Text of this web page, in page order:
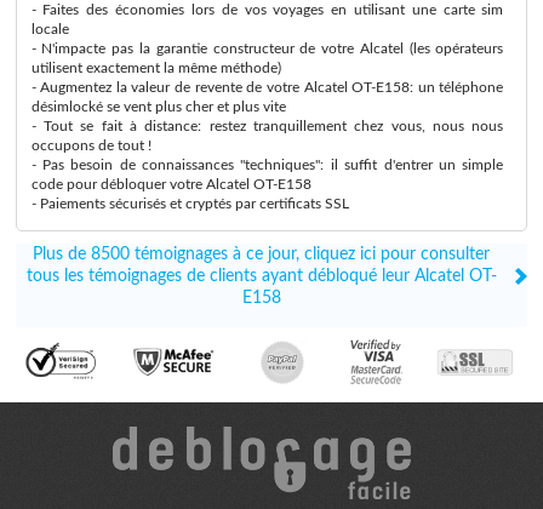
- Faites des économies lors de vos voyages en utilisant une carte sim
locale
- N'impacte pas la garantie constructeur de votre Alcatel (les opérateurs
utilisent exactement la même méthode)
- Augmentez la valeur de revente de votre Alcatel OT-E158: un téléphone
désimlocké se vent plus cher et plus vite
- Tout se fait à distance: restez tranquillement chez vous, nous nous
occupons de tout !
- Pas besoin de connaissances "techniques": il suffit d'entrer un simple
code pour débloquer votre Alcatel OT-E158
- Paiements sécurisés et cryptés par certificats SSL
Plus de 8500 témoignages à ce jour, cliquez ici pour consulter
tous les témoignages de clients ayant débloqué leur Alcatel OT-
E158